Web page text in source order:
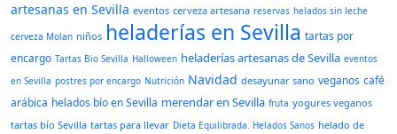
artesanas en Sevilla eventos cerveza artesana reservas helados sin leche
cerveza Molan niños heladerías en Sevilla tartas por
encargo Tartas Bio Sevilla Halloween heladerías artesanas de Sevilla eventos
en Sevilla postres por encargo Nutrición Navidad desayunar sano veganos café
arábica helados bío en Sevilla merendar en Sevilla fruta yogures veganos
tartas bío Sevilla tartas para llevar Dieta Equilibrada. Helados Sanos helado de